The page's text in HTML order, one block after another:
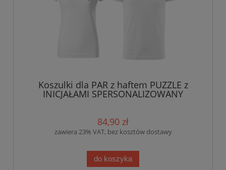
Koszulki dla PAR z haftem PUZZLE z
INICJAŁAMI SPERSONALIZOWANY
84,90 zł
zawiera 23% VAT, bez kosztów dostawy
do koszyka